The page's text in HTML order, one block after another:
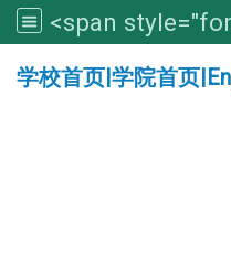
学校首页|学院首页|